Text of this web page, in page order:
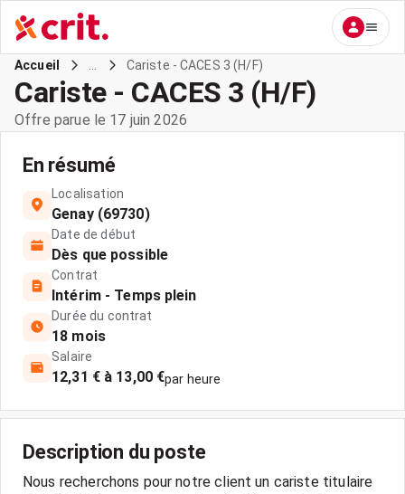
Accueil Cariste - CACES 3 (H/F)
Cariste - CACES 3 (H/F)
Offre parue le 17 juin 2026
En résumé
Localisation
Genay (69730)
Date de début
Dès que possible
Contrat
Intérim - Temps plein
Durée du contrat
18 mois
Salaire
12,31 € à 13,00 €par heure
Description du poste
Nous recherchons pour notre client un cariste titulaire